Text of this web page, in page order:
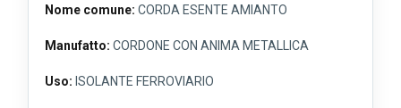
Nome comune: CORDA ESENTE AMIANTO
Manufatto: CORDONE CON ANIMA METALLICA
Uso: ISOLANTE FERROVIARIO